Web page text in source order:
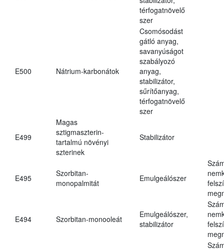
térfogatnövelő
szer
E500 Nátrium-karbonátok
Csomósodást
gátló anyag,
savanyúságot
szabályozó
anyag,
stabilizátor,
sűrítőanyag,
térfogatnövelő
szer
E499
Magas
sztigmaszterin-
tartalmú növényi
szterinek
Stabilizátor
E495
Szorbitan-
monopalmitát
Emulgeálószer
E494 Szorbitan-monooleát
Emulgeálószer,
stabilizátor